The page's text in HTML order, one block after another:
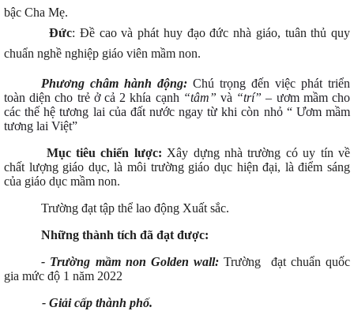
bậc Cha Mẹ.
Đức: Đề cao và phát huy đạo đức nhà giáo, tuân thủ quy
chuẩn nghề nghiệp giáo viên mầm non.
Phương châm hành động:Chú trọng đến việc phát triển
toàn diện cho trẻ ở cả 2 khía cạnh “tâm”và “trí” – ươm mầm cho
các thế hệ tương lai của đất nước ngay từ khi còn nhỏ “ Ươm mầm
tương lai Việt”
Mục tiêu chiến lược: Xây dựng nhà trường có uy tín về
chất lượng giáo dục, là môi trường giáo dục hiện đại, là điểm sáng
của giáo dục mầm non.
Trường đạt tập thể lao động Xuất sắc.
Những thành tích đã đạt được:
- Trường mầm non Golden wall:Trường đạt chuẩn quốc
gia mức độ 1 năm 2022
- Giải cấp thành phố.